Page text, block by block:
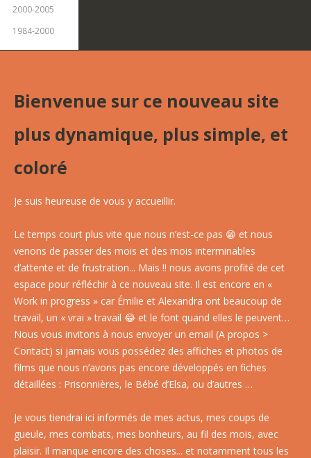
2000-2005
1984-2000
Bienvenue sur ce nouveau site
plus dynamique, plus simple, et
coloré
Je suis heureuse de vous y accueillir.
Le temps court plus vite que nous n’est-ce pas 😁 et nous
venons de passer des mois et des mois interminables
d’attente et de frustration... Mais !! nous avons profité de cet
espace pour réfléchir à ce nouveau site. Il est encore en «
Work in progress » car Émilie et Alexandra ont beaucoup de
travail, un « vrai » travail 😂 et le font quand elles le peuvent…
Nous vous invitons à nous envoyer un email (A propos >
Contact) si jamais vous possédez des affiches et photos de
films que nous n’avons pas encore développés en fiches
détaillées : Prisonnières, le Bébé d’Elsa, ou d’autres …
Je vous tiendrai ici informés de mes actus, mes coups de
gueule, mes combats, mes bonheurs, au fil des mois, avec
plaisir. Il manque encore des choses... et notamment tous les